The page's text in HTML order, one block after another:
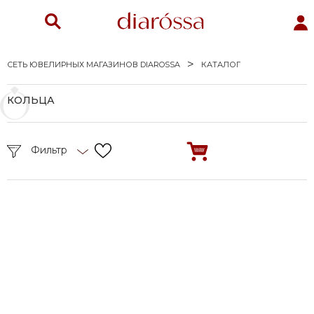
СЕТЬ ЮВЕЛИРНЫХ МАГАЗИНОВ DIAROSSA КАТАЛОГ
КОЛЬЦА
Фильтр